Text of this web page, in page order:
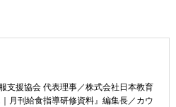
支援協会 代表理事／株式会社日本教育
月刊給食指導研修資料』編集長／カウ